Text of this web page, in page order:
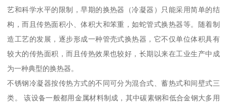
艺和科学水平的限制，早期的换热器（冷凝器）只能采用简单的结
构，而且传热面积小、体积大和笨重，如蛇管式换热器等。随着制
造工艺的发展，逐步形成一种管壳式换热器，它不仅单位体积具有
较大的传热面积，而且传热效果也较好，长期以来在工业生产中成
为一种典型的换热器。
不锈钢冷凝器按传热方式的不同可分为混合式、蓄热式和间壁式三
类。 该设备一般都用金属材料制成，其中碳素钢和低合金钢大多用